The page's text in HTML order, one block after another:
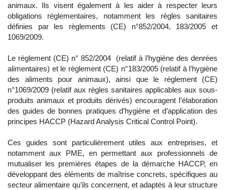
animaux. Ils visent également à les aider à respecter leurs
obligations réglementaires, notamment les règles sanitaires
définies par les règlements (CE) n°852/2004, 183/2005 et
1069/2009.
Le règlement (CE) n° 852/2004 (relatif à l’hygiène des denrées
alimentaires) et le règlement (CE) n°183/2005 (relatif à l’hygiène
des aliments pour animaux), ainsi que le règlement (CE)
n°1069/2009 (relatif aux règles sanitaires applicables aux sous-
produits animaux et produits dérivés) encouragent l’élaboration
des guides de bonnes pratiques d’hygiène et d’application des
principes HACCP (Hazard Analysis Critical Control Point).
Ces guides sont particulièrement utiles aux entreprises, et
notamment aux PME, en permettant aux professionnels de
mutualiser les premières étapes de la démarche HACCP, en
développant des éléments de maîtrise concrets, spécifiques au
secteur alimentaire qu’ils concernent, et adaptés à leur structure